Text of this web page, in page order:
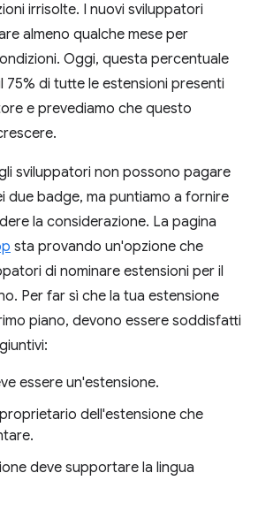
irrisolte. I nuovi sviluppatori
almeno qualche mese per
Oggi, questa percentuale
75% di tutte le estensioni presenti
e prevediamo che questo
sviluppatori non possono pagare
due badge, ma puntiamo a fornire
la considerazione. La pagina
sta provando un'opzione che
di nominare estensioni per il
Per far sì che la tua estensione
piano, devono essere soddisfatti
essere un'estensione.
dell'estensione che
deve supportare la lingua